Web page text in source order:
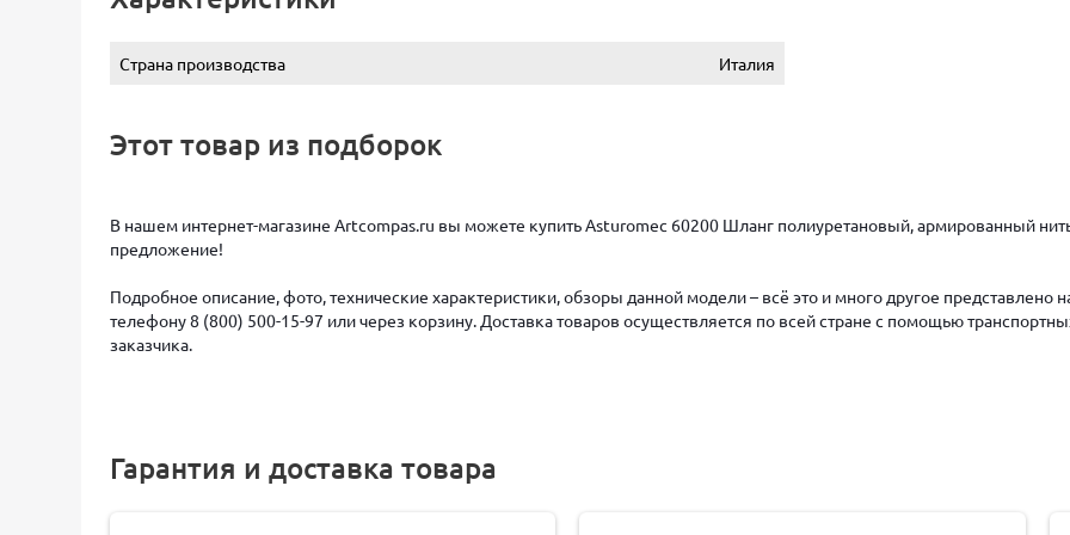
Страна производства Италия
Этот товар из подборок
В нашем интернет-магазине Artcompas.ru вы можете купить Asturomec 60200 Шланг полиуретановый, армированный
предложение!
Подробное описание, фото, технические характеристики, обзоры данной модели – всё это и много другое
телефону 8 (800) 500-15-97 или через корзину. Доставка товаров осуществляется по всей стране с помощью
заказчика.
Гарантия и доставка товара